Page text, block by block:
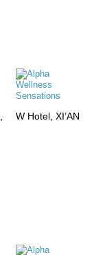
W Hotel, XI’AN